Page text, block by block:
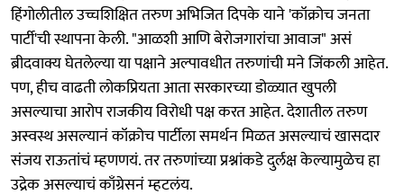
हिंगोलीतील उच्चशिक्षित तरुण अभिजित दिपके याने 'कॉक्रोच जनता
पार्टी'ची स्थापना केली. "आळशी आणि बेरोजगारांचा आवाज" असं
ब्रीदवाक्य घेतलेल्या या पक्षाने अल्पावधीत तरुणांची मने जिंकली आहेत.
पण, हीच वाढती लोकप्रियता आता सरकारच्या डोळ्यात खुपली
असल्याचा आरोप राजकीय विरोधी पक्ष करत आहेत. देशातील तरुण
अस्वस्थ असल्यानं कॉक्रोच पार्टीला समर्थन मिळत असल्याचं खासदार
संजय राऊतांचं म्हणणयं. तर तरुणांच्या प्रश्नांकडे दुर्लक्ष केल्यामुळेच हा
उद्रेक असल्याचं काँग्रेसनं म्हटलंय.